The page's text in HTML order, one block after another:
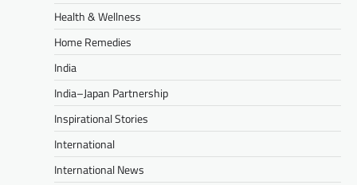
Health & Wellness
Home Remedies
India
India–Japan Partnership
Inspirational Stories
International
International News